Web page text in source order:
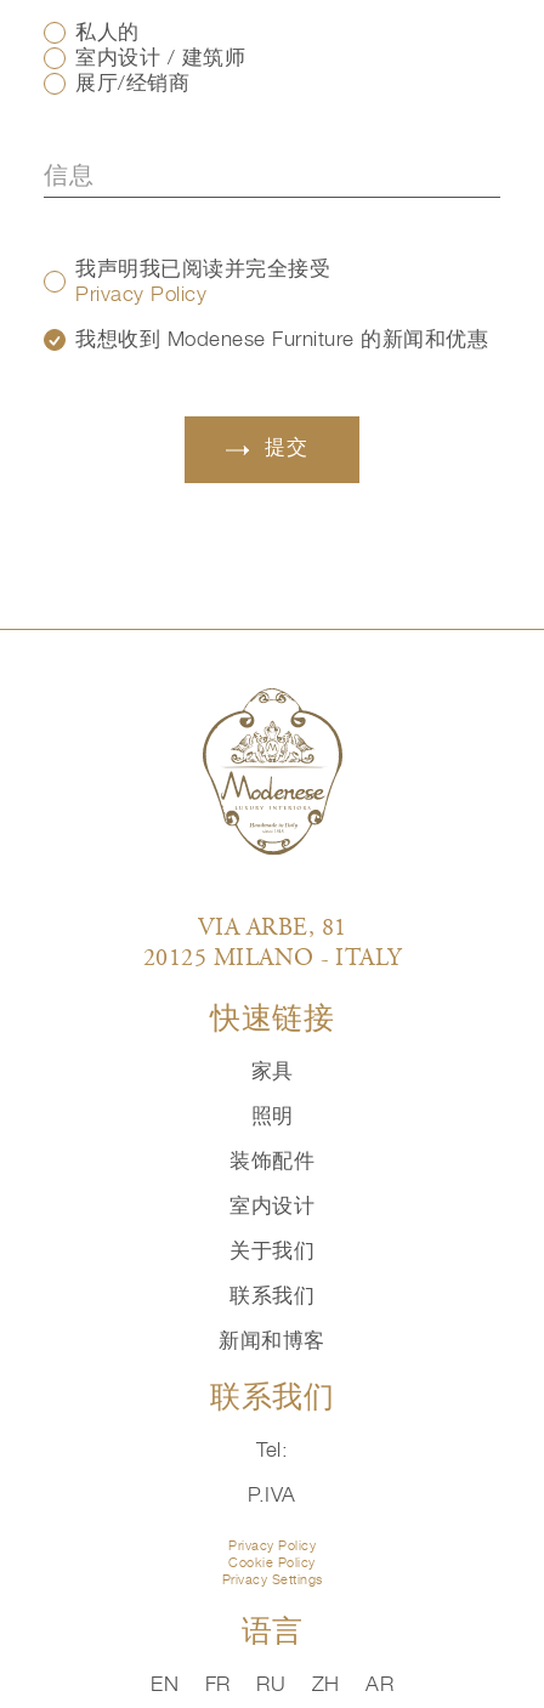
私人的
室内设计 / 建筑师
展厅/经销商
我声明我已阅读并完全接受
Privacy Policy
我想收到 Modenese Furniture 的新闻和优惠
提交
VIA ARBE, 81
20125 MILANO - ITALY
快速链接
家具
照明
装饰配件
室内设计
关于我们
联系我们
新闻和博客
联系我们
Tel:
P.IVA
Privacy Policy
Cookie Policy
Privacy Settings
语言
EN FR RU ZH AR